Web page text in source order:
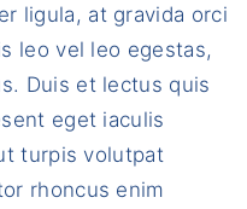
ligula, at gravida orci
leo vel leo egestas,
Duis et lectus quis
eget iaculis
turpis volutpat
rhoncus enim